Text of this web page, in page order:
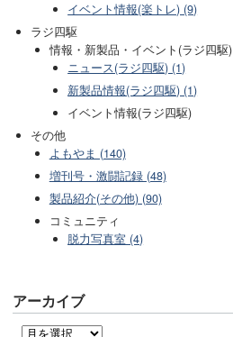
イベント情報(楽トレ) (9)
ラジ四駆
情報・新製品・イベント(ラジ四駆)
ニュース(ラジ四駆) (1)
新製品情報(ラジ四駆) (1)
イベント情報(ラジ四駆)
その他
よもやま (140)
増刊号・激闘記録 (48)
製品紹介(その他) (90)
コミュニティ
脱力写真室 (4)
アーカイブ